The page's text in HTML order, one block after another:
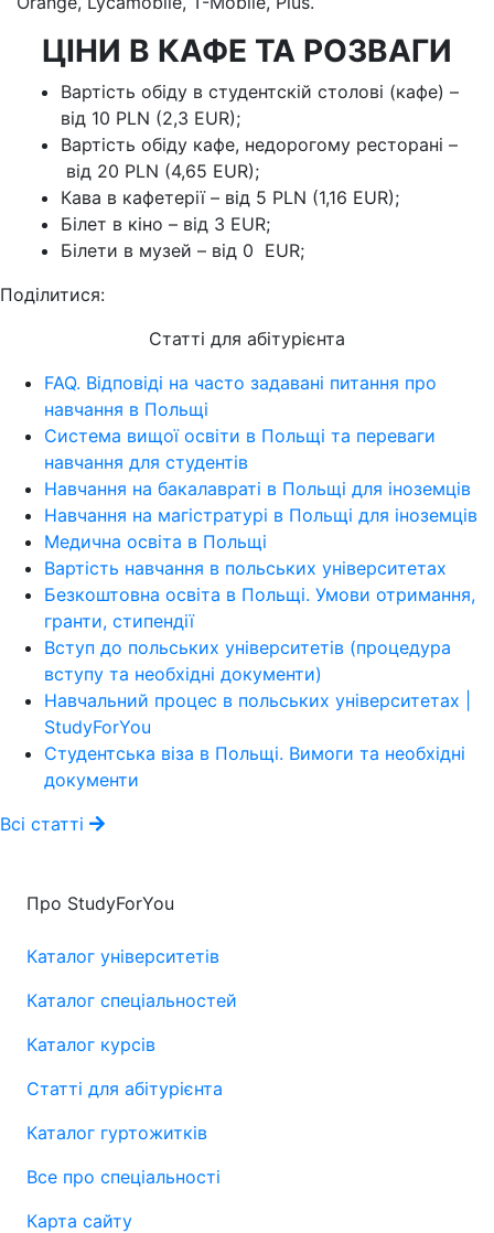
ЦІНИ В КАФЕ ТА РОЗВАГИ
Вартість обіду в студентскій столові (кафе) –
від 10 PLN (2,3 EUR);
Вартість обіду кафе, недорогому ресторані –
від 20 PLN (4,65 EUR);
Кава в кафетерії – від 5 PLN (1,16 EUR);
Білет в кіно – від 3 EUR;
Білети в музей – від 0 EUR;
Поділитися:
Статті для абітурієнта
FAQ. Відповіді на часто задавані питання про
навчання в Польщі
Система вищої освіти в Польщі та переваги
навчання для студентів
Навчання на бакалавраті в Польщі для іноземців
Навчання на магістратурі в Польщі для іноземців
Медична освіта в Польщі
Вартість навчання в польських університетах
Безкоштовна освіта в Польщі. Умови отримання,
гранти, стипендії
Вступ до польських університетів (процедура
вступу та необхідні документи)
Навчальний процес в польських університетах |
StudyForYou
Студентська віза в Польщі. Вимоги та необхідні
документи
Всі статті
Про StudyForYou
Каталог університетів
Каталог спеціальностей
Каталог курсів
Статті для абітурієнта
Каталог гуртожитків
Все про спеціальності
Карта сайту